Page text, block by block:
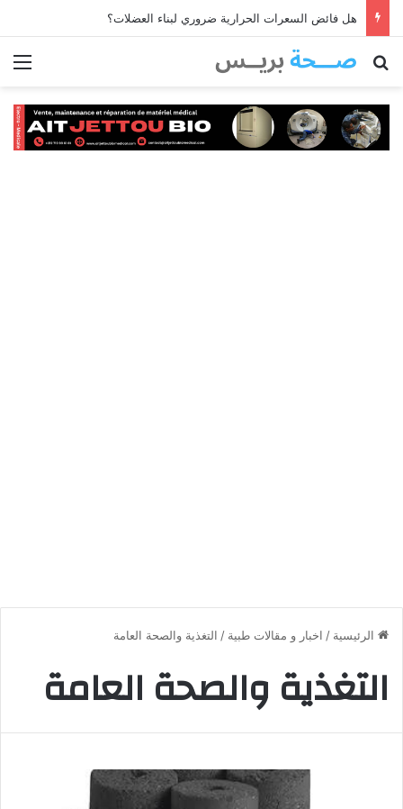
هل فائض السعرات الحرارية ضروري لبناء العضلات؟
بحث عن
الرئيسية / اخبار و مقالات طبية / التغذية والصحة العامة
التغذية والصحة العامة